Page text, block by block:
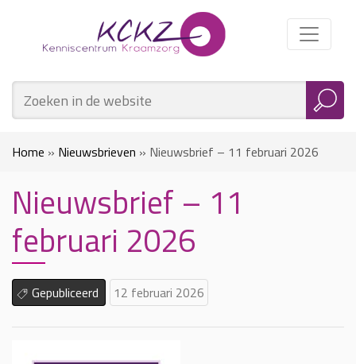
Home » Nieuwsbrieven » Nieuwsbrief – 11 februari 2026
Nieuwsbrief – 11
februari 2026
Gepubliceerd 12 februari 2026